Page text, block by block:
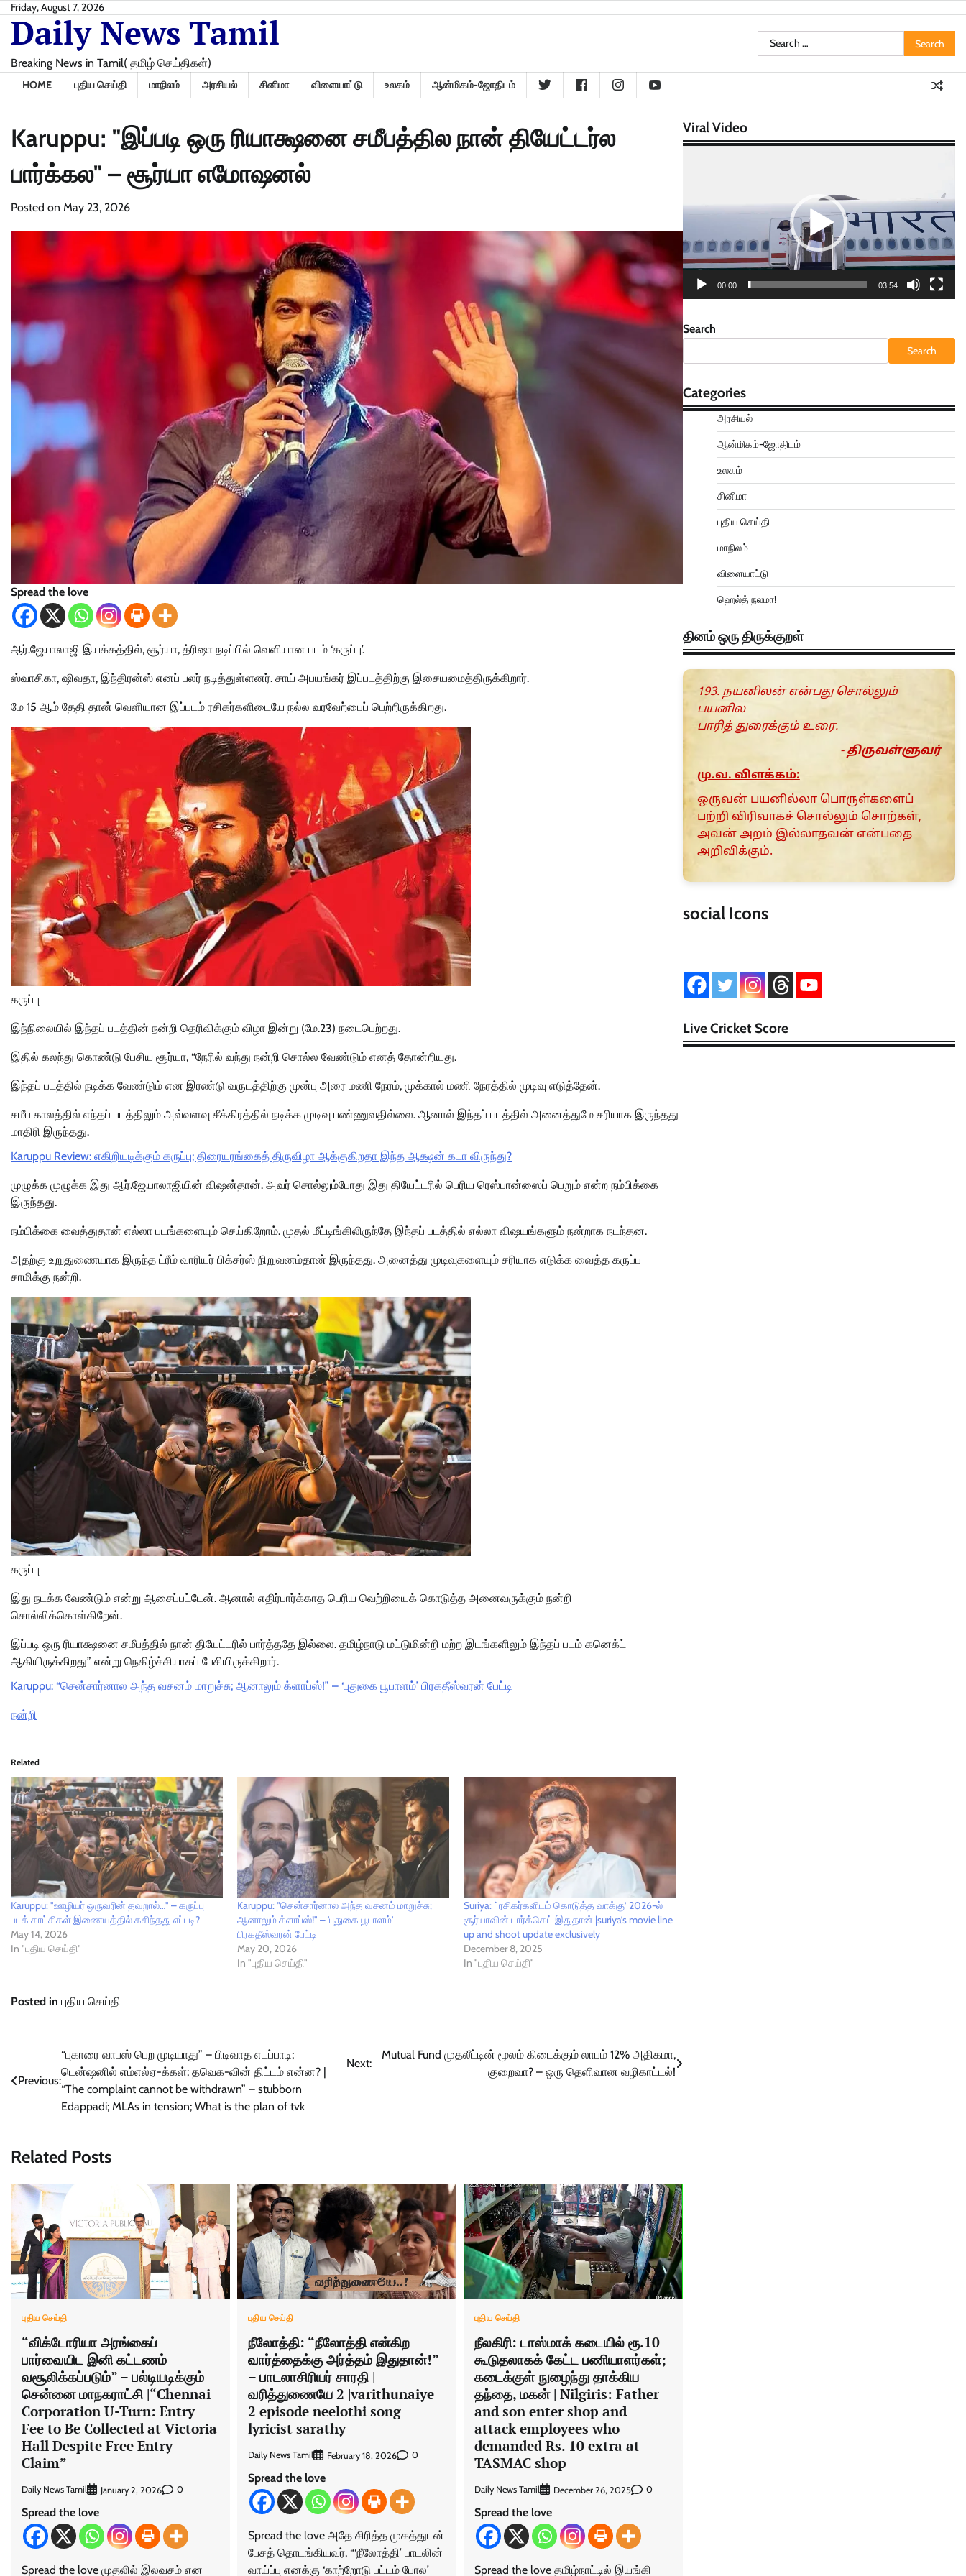
Skip
content
Friday, August 7, 2026
Daily News Tamil
Breaking News in Tamil( தமிழ் செய்திகள்)
Search
for:
HOME புதிய செய்தி மாநிலம் அரசியல் சினிமா விளையாட்டு உலகம் ஆன்மிகம்-ஜோதிடம்
Karuppu: "இப்படி ஒரு ரியாக்ஷனை சமீபத்தில நான் தியேட்டர்ல
பார்க்கல" – சூர்யா எமோஷனல்
Posted on May 23, 2026
Spread the love
ஆர்.ஜே.பாலாஜி இயக்கத்தில், சூர்யா, த்ரிஷா நடிப்பில் வெளியான படம் ‘கருப்பு’.
ஸ்வாசிகா, ஷிவதா, இந்திரன்ஸ் எனப் பலர் நடித்துள்ளனர். சாய் அபயங்கர் இப்படத்திற்கு இசையமைத்திருக்கிறார்.
மே 15 ஆம் தேதி தான் வெளியான இப்படம் ரசிகர்களிடையே நல்ல வரவேற்பைப் பெற்றிருக்கிறது.
கருப்பு
இந்நிலையில் இந்தப் படத்தின் நன்றி தெரிவிக்கும் விழா இன்று (மே.23) நடைபெற்றது.
இதில் கலந்து கொண்டு பேசிய சூர்யா, “நேரில் வந்து நன்றி சொல்ல வேண்டும் எனத் தோன்றியது.
இந்தப் படத்தில் நடிக்க வேண்டும் என இரண்டு வருடத்திற்கு முன்பு அரை மணி நேரம், முக்கால் மணி நேரத்தில் முடிவு எடுத்தேன்.
சமீப காலத்தில் எந்தப் படத்திலும் அவ்வளவு சீக்கிரத்தில் நடிக்க முடிவு பண்ணுவதில்லை. ஆனால் இந்தப் படத்தில் அனைத்துமே சரியாக இருந்தது
மாதிரி இருந்தது.
Karuppu Review: எகிறியடிக்கும் கருப்பு; திரையரங்கைத் திருவிழா ஆக்குகிறதா இந்த ஆக்ஷன் கடா விருந்து?
முழுக்க முழுக்க இது ஆர்.ஜே.பாலாஜியின் விஷன்தான். அவர் சொல்லும்போது இது தியேட்டரில் பெரிய ரெஸ்பான்ஸைப் பெறும் என்ற நம்பிக்கை
இருந்தது.
நம்பிக்கை வைத்துதான் எல்லா படங்களையும் செய்கிறோம். முதல் மீட்டிங்கிலிருந்தே இந்தப் படத்தில் எல்லா விஷயங்களும் நன்றாக நடந்தன.
அதற்கு உறுதுணையாக இருந்த ட்ரீம் வாரியர் பிக்சர்ஸ் நிறுவனம்தான் இருந்தது. அனைத்து முடிவுகளையும் சரியாக எடுக்க வைத்த கருப்ப
சாமிக்கு நன்றி.
கருப்பு
இது நடக்க வேண்டும் என்று ஆசைப்பட்டேன். ஆனால் எதிர்பார்க்காத பெரிய வெற்றியைக் கொடுத்த அனைவருக்கும் நன்றி
சொல்லிக்கொள்கிறேன்.
இப்படி ஒரு ரியாக்ஷனை சமீபத்தில் நான் தியேட்டரில் பார்த்ததே இல்லை. தமிழ்நாடு மட்டுமின்றி மற்ற இடங்களிலும் இந்தப் படம் கனெக்ட்
ஆகியிருக்கிறது” என்று நெகிழ்ச்சியாகப் பேசியிருக்கிறார்.
Karuppu: “சென்சார்னால அந்த வசனம் மாறுச்சு; ஆனாலும் க்ளாப்ஸ்!” – ‘புதுகை பூபாளம்’ பிரகதீஸ்வரன் பேட்டி
நன்றி
Related
Karuppu: "ஊழியர் ஒருவரின் தவறால்…" – கருப்பு
படக் காட்சிகள் இணையத்தில் கசிந்தது எப்படி?
May 14, 2026
In "புதிய செய்தி"
Karuppu: "சென்சார்னால அந்த வசனம் மாறுச்சு;
ஆனாலும் க்ளாப்ஸ்!" – 'புதுகை பூபாளம்'
பிரகதீஸ்வரன் பேட்டி
May 20, 2026
In "புதிய செய்தி"
Suriya: `ரசிகர்களிடம் கொடுத்த வாக்கு’ 2026-ல்
சூர்யாவின் டார்க்கெட் இதுதான் |suriya’s movie line
up and shoot update exclusively
December 8, 2025
In "புதிய செய்தி"
Posted in புதிய செய்தி
navigation
Previous:
“புகாரை வாபஸ் பெற முடியாது” – பிடிவாத எடப்பாடி;
டென்ஷனில் எம்எல்ஏ-க்கள்; தவெக-வின் திட்டம் என்ன? |
“The complaint cannot be withdrawn” – stubborn
Edappadi; MLAs in tension; What is the plan of tvk
Next:
Mutual Fund முதலீட்டின் மூலம் கிடைக்கும் லாபம் 12% அதிகமா,
குறைவா? – ஒரு தெளிவான வழிகாட்டல்!
Related Posts
புதிய செய்தி
“விக்டோரியா அரங்கைப்
பார்வையிட இனி கட்டணம்
வசூலிக்கப்படும்” – பல்டியடிக்கும்
சென்னை மாநகராட்சி |“Chennai
Corporation U-Turn: Entry
Fee to Be Collected at Victoria
Hall Despite Free Entry
Claim”
Daily News Tamil January 2, 2026 0
Spread the love
Spread the love முதலில் இலவசம் என
புதிய செய்தி
நீலோத்தி: “நீலோத்தி என்கிற
வார்த்தைக்கு அர்த்தம் இதுதான்!”
– பாடலாசிரியர் சாரதி |
வரித்துணையே 2 |varithunaiye
2 episode neelothi song
lyricist sarathy
Daily News Tamil February 18, 2026 0
Spread the love
Spread the love அதே சிரித்த முகத்துடன்
பேசத் தொடங்கியவர், “‘நீலோத்தி’ பாடலின்
வாய்ப்பு எனக்கு ‘காற்றோடு பட்டம் போல’
புதிய செய்தி
நீலகிரி: டாஸ்மாக் கடையில் ரூ.10
கூடுதலாகக் கேட்ட பணியாளர்கள்;
கடைக்குள் நுழைந்து தாக்கிய
தந்தை, மகன் | Nilgiris: Father
and son enter shop and
attack employees who
demanded Rs. 10 extra at
TASMAC shop
Daily News Tamil December 26, 2025 0
Spread the love
Spread the love தமிழ்நாட்டில் இயங்கி
Viral Video
00:00 03:54
Search
Search
Categories
அரசியல்
ஆன்மிகம்-ஜோதிடம்
உலகம்
சினிமா
புதிய செய்தி
மாநிலம்
விளையாட்டு
ஹெல்த் நலமா!
தினம் ஒரு திருக்குறள்
193. நயனிலன் என்பது சொல்லும்
பயனில
பாரித் துரைக்கும் உரை.
- திருவள்ளுவர்
மு.வ. விளக்கம்:
ஒருவன் பயனில்லா பொருள்களைப்
பற்றி விரிவாகச் சொல்லும் சொற்கள்,
அவன் அறம் இல்லாதவன் என்பதை
அறிவிக்கும்.
social Icons
Live Cricket Score